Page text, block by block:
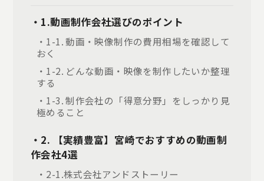
・1.動画制作会社選びのポイント
・1-1. 動画・映像制作の費用相場を確認して
おく
・1-2. どんな動画・映像を制作したいか整理
する
・1-3. 制作会社の「得意分野」をしっかり見
極めること
・2. 【実績豊富】宮崎でおすすめの動画制
作会社4選
・2-1.株式会社アンドストーリー